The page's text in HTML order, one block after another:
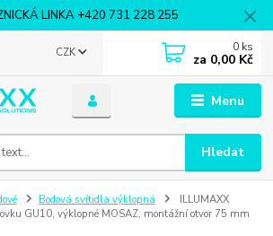
LINKA +420 731 228 255
Menu
CZK
Hledat
0 ks
za 0,00 Kč
Bodová svítidla výklopná
ILLUMAXX
GU10, výklopné MOSAZ, montážní otvor 75 mm